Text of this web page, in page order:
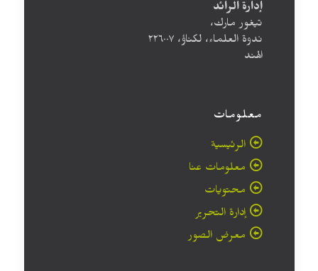
إدارة الرائد
تيغور مارك،
ندوة العلماء، لكناؤ، ۲۲٦۰۰۷
الهند
معلومات
الرئيسية
معلومات عنا
محتويات
إدارة التحرير
معرض الصور